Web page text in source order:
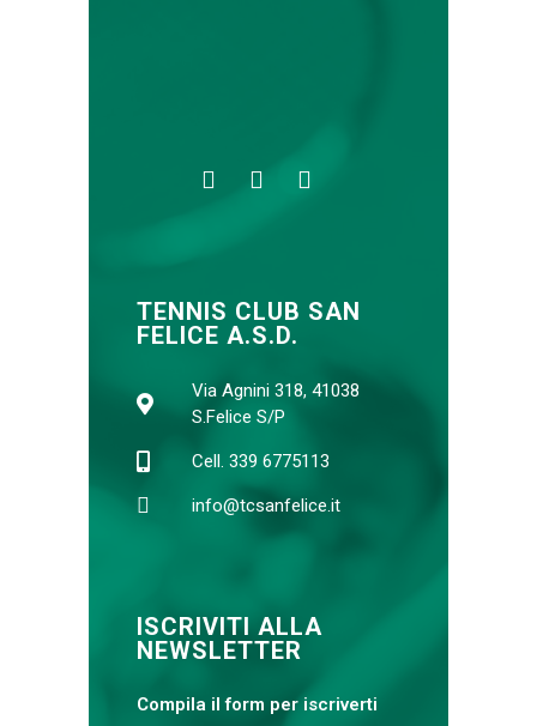
TENNIS CLUB SAN
FELICE A.S.D.
Via Agnini 318, 41038
S.Felice S/P
Cell. 339 6775113
info@tcsanfelice.it
ISCRIVITI ALLA
NEWSLETTER
Compila il form per iscriverti